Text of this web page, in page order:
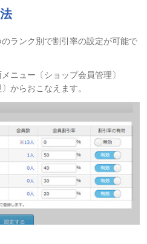
ランク別で割引率の設定が可能で
ニュー〔ショップ会員管理〕
からおこなえます。